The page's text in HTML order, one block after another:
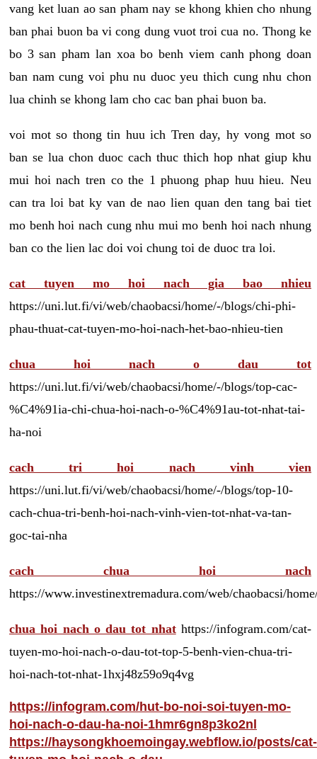
vang ket luan ao san pham nay se khong khien cho nhung
ban phai buon ba vi cong dung vuot troi cua no. Thong ke
bo 3 san pham lan xoa bo benh viem canh phong doan
ban nam cung voi phu nu duoc yeu thich cung nhu chon
lua chinh se khong lam cho cac ban phai buon ba.
voi mot so thong tin huu ich Tren day, hy vong mot so
ban se lua chon duoc cach thuc thich hop nhat giup khu
mui hoi nach tren co the 1 phuong phap huu hieu. Neu
can tra loi bat ky van de nao lien quan den tang bai tiet
mo benh hoi nach cung nhu mui mo benh hoi nach nhung
ban co the lien lac doi voi chung toi de duoc tra loi.
cat tuyen mo hoi nach gia bao nhieu
https://uni.lut.fi/vi/web/chaobacsi/home/-/blogs/chi-phi-
phau-thuat-cat-tuyen-mo-hoi-nach-het-bao-nhieu-tien
chua hoi nach o dau tot
https://uni.lut.fi/vi/web/chaobacsi/home/-/blogs/top-cac-
%C4%91ia-chi-chua-hoi-nach-o-%C4%91au-tot-nhat-tai-
ha-noi
cach tri hoi nach vinh vien
https://uni.lut.fi/vi/web/chaobacsi/home/-/blogs/top-10-
cach-chua-tri-benh-hoi-nach-vinh-vien-tot-nhat-va-tan-
goc-tai-nha
cach chua hoi nach
https://www.investinextremadura.com/web/chaobacsi/
chua hoi nach o dau tot nhathttps://infogram.com/cat-
tuyen-mo-hoi-nach-o-dau-tot-top-5-benh-vien-chua-tri-
hoi-nach-tot-nhat-1hxj48z59o9q4vg
https://infogram.com/hut-bo-noi-soi-tuyen-mo-
hoi-nach-o-dau-ha-noi-1hmr6gn8p3ko2nl
https://haysongkhoemoingay.webflow.io/posts/cat-